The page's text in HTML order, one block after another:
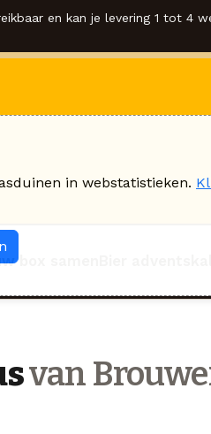
en kan je levering 1 tot 4
box samen
van
in webstatistieken.